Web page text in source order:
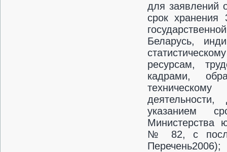
для заявлений
срок хранения
Беларусь,
ресурсам,
кадрами,
указанием
Министерства
№ 82, с
Перечень­2006);